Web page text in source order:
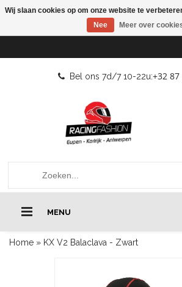
Bel ons 7d/7 10-22u:+32 87
MENU
Home » KX V2 Balaclava - Zwart
Wij slaan cookies op om onze website te
Nee
Meer over